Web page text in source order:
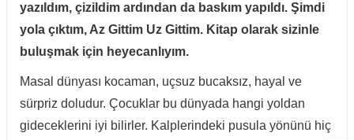
yazıldım, çizildim ardından da baskım yapıldı. Şimdi
yola çıktım, Az Gittim Uz Gittim. Kitap olarak sizinle
buluşmak için heyecanlıyım.
Masal dünyası kocaman, uçsuz bucaksız, hayal ve
sürpriz doludur. Çocuklar bu dünyada hangi yoldan
gideceklerini iyi bilirler. Kalplerindeki pusula yönünü hiç